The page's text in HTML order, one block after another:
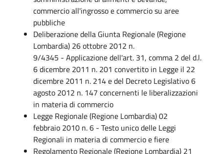
commercio all'ingrosso e commercio su aree
pubbliche
Deliberazione della Giunta Regionale (Regione
Lombardia) 26 ottobre 2012 n.
9/4345 - Applicazione dell'art. 31, comma 2 del d.l.
6 dicembre 2011 n. 201 convertito in Legge il 22
dicembre 2011 n. 214 e del Decreto Legislativo 6
agosto 2012 n. 147 concernenti le liberalizzazioni
in materia di commercio
Legge Regionale (Regione Lombardia) 02
febbraio 2010 n. 6 - Testo unico delle Leggi
Regionali in materia di commercio e fiere
Regolamento Regionale (Regione Lombardia) 21